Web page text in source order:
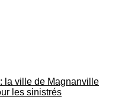
la ville de Magnanville
les sinistrés